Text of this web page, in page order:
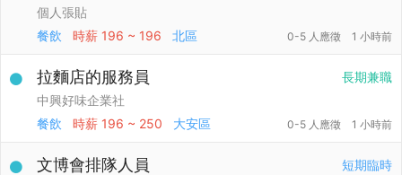
個人張貼
餐飲
時薪 196 ~ 196 北區 0-5 人應徵 1 小時前
長期兼職
拉麵店的服務員
中興好味企業社
餐飲
時薪 196 ~ 250 大安區 0-5 人應徵 1 小時前
短期臨時
文博會排隊人員